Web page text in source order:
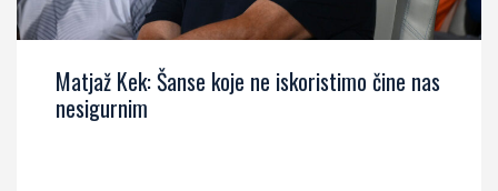
Matjaž Kek: Šanse koje ne iskoristimo čine nas
nesigurnim